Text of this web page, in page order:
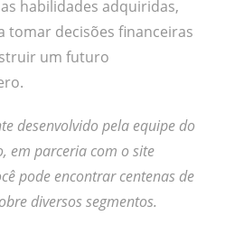
habilidades adquiridas,
tomar decisões financeiras
um futuro
desenvolvido pela equipe do
em parceria com o site
pode encontrar centenas de
diversos segmentos.